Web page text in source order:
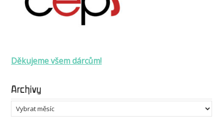
Děkujeme všem dárcům!
Archivy
Archivy